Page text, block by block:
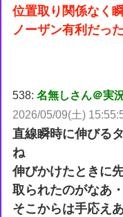
位置取り関係なく
ノーザン有利だっ
538:名無しさん＠実
2026/05/09(土)
直線瞬時に伸びる
ね
伸びかけたときに
取られたのがなあ
そこからは手応え